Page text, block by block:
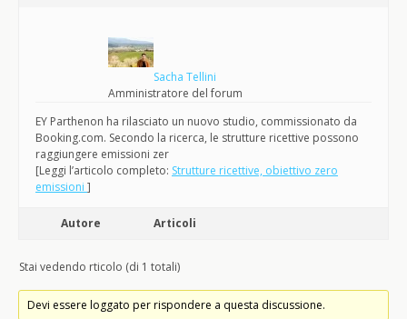
Sacha Tellini
Amministratore del forum
EY Parthenon ha rilasciato un nuovo studio, commissionato da
Booking.com. Secondo la ricerca, le strutture ricettive possono
raggiungere emissioni zer
[Leggi l’articolo completo: Strutture ricettive, obiettivo zero
emissioni ]
Autore Articoli
Stai vedendo rticolo (di 1 totali)
Devi essere loggato per rispondere a questa discussione.